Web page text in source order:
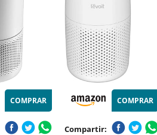
COMPRAR COMPRAR
Compartir: